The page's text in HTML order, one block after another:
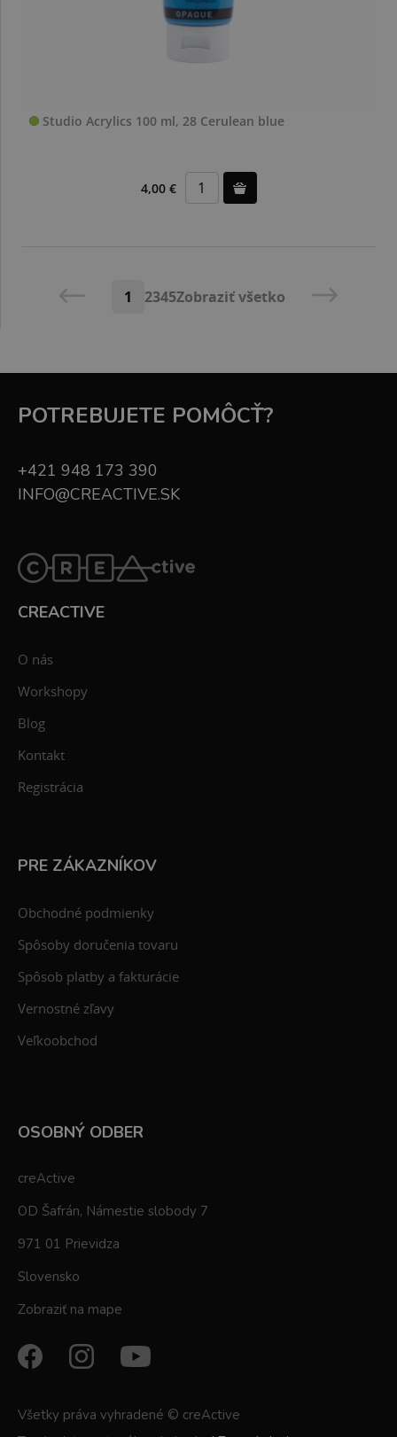
Studio Acrylics 100 ml, 28 Cerulean blue
4,00 €
1 2345Zobraziť všetko
POTREBUJETE POMÔCŤ?
+421 948 173 390
INFO@CREACTIVE.SK
CREACTIVE
O nás
Workshopy
Blog
Kontakt
Registrácia
PRE ZÁKAZNÍKOV
Obchodné podmienky
Spôsoby doručenia tovaru
Spôsob platby a fakturácie
Vernostné zľavy
Veľkoobchod
OSOBNÝ ODBER
creActive
OD Šafrán, Námestie slobody 7
971 01 Prievidza
Slovensko
Zobraziť na mape
Všetky práva vyhradené © creActive